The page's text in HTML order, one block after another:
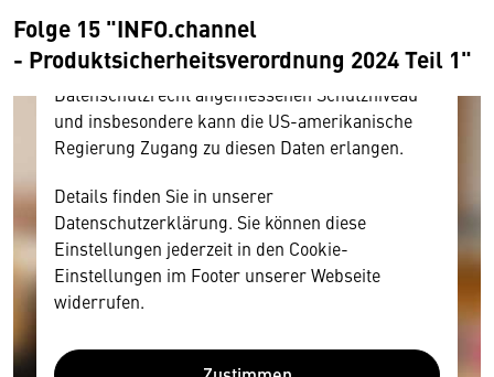
Folge 15 "INFO.channel
- Produktsicherheitsverordnung 2024 Teil 1"
amerikanischen Anbietern austauscht.
Diese Daten unterliegen keinem dem EU-
Datenschutzrecht angemessenen Schutzniveau
und insbesondere kann die US-amerikanische
Regierung Zugang zu diesen Daten erlangen.
Details finden Sie in unserer
Datenschutzerklärung. Sie können diese
Einstellungen jederzeit in den Cookie-
Einstellungen im Footer unserer Webseite
widerrufen.